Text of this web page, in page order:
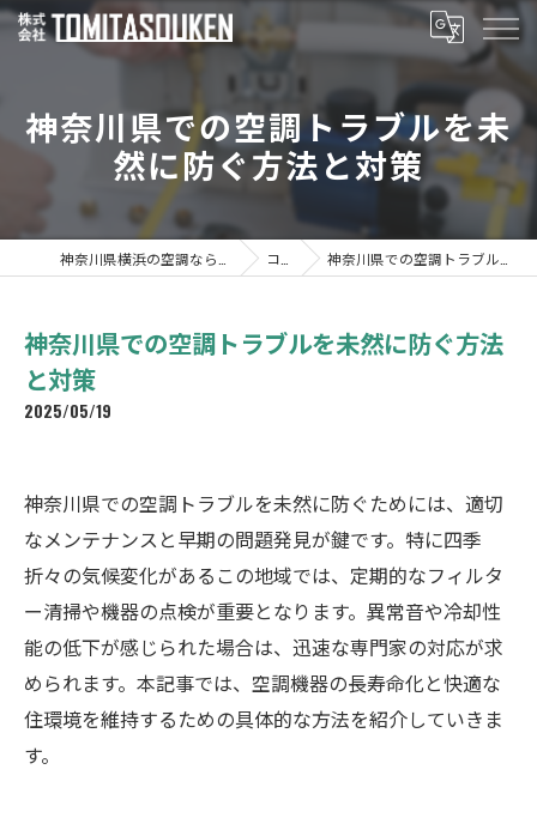
神奈川県での空調トラブルを未
然に防ぐ方法と対策
コラム 神奈川県での空調トラブルを未然に防ぐ方法と対策
神奈川県での空調トラブルを未然に防ぐ方法
と対策
2025/05/19
神奈川県での空調トラブルを未然に防ぐためには、適切
なメンテナンスと早期の問題発見が鍵です。特に四季
折々の気候変化があるこの地域では、定期的なフィルタ
ー清掃や機器の点検が重要となります。異常音や冷却性
能の低下が感じられた場合は、迅速な専門家の対応が求
められます。本記事では、空調機器の長寿命化と快適な
住環境を維持するための具体的な方法を紹介していきま
す。